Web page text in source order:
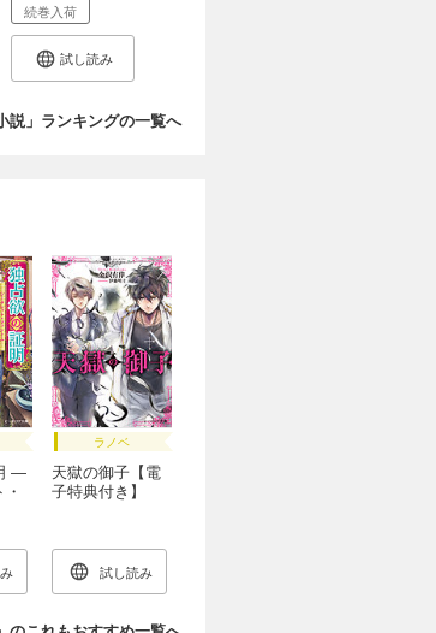
続巻入荷
試し読み
説」ランキングの一覧へ
―
ラノベ
天獄の御子【電
子特典付き】
試し読み